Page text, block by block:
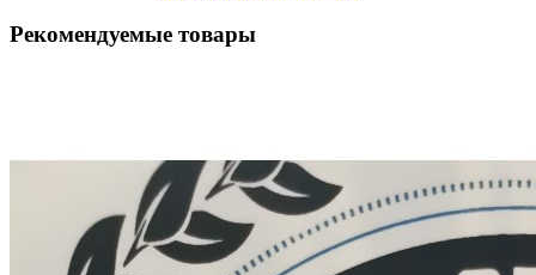
Рекомендуемые товары